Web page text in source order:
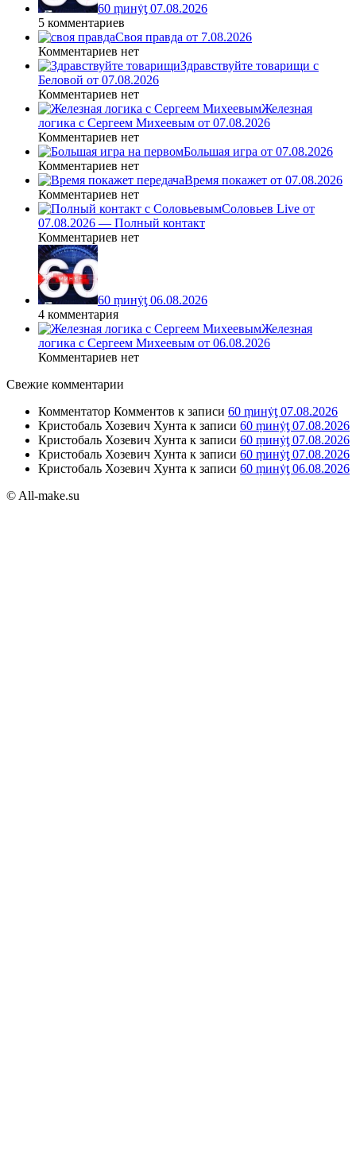
60 ṃинẏƫ 07.08.2026
5 комментариев
Своя правда от 7.08.2026
Комментариев нет
Здравствуйте товарищи с
Беловой от 07.08.2026
Комментариев нет
Железная
логика с Сергеем Михеевым от 07.08.2026
Комментариев нет
Большая игра от 07.08.2026
Комментариев нет
Время покажет от 07.08.2026
Комментариев нет
Соловьев Live от
07.08.2026 — Полный контакт
Комментариев нет
60 ṃинẏƫ 06.08.2026
4 комментария
Железная
логика с Сергеем Михеевым от 06.08.2026
Комментариев нет
Свежие комментарии
Комментатор Комментов к записи 60 ṃинẏƫ 07.08.2026
Кристобаль Хозевич Хунта к записи 60 ṃинẏƫ 07.08.2026
Кристобаль Хозевич Хунта к записи 60 ṃинẏƫ 07.08.2026
Кристобаль Хозевич Хунта к записи 60 ṃинẏƫ 07.08.2026
Кристобаль Хозевич Хунта к записи 60 ṃинẏƫ 06.08.2026
© All-make.su